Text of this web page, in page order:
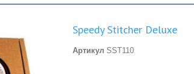
Speedy Stitcher Deluxe
Артикул SST110